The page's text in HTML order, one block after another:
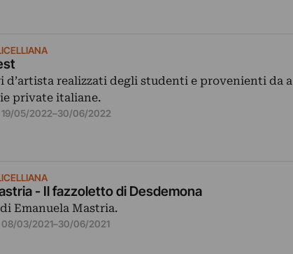
d’artista realizzati degli studenti e provenienti da a
private italiane.
19/05/2022–30/06/2022
- Il fazzoletto di Desdemona
Emanuela Mastria.
08/03/2021–30/06/2021